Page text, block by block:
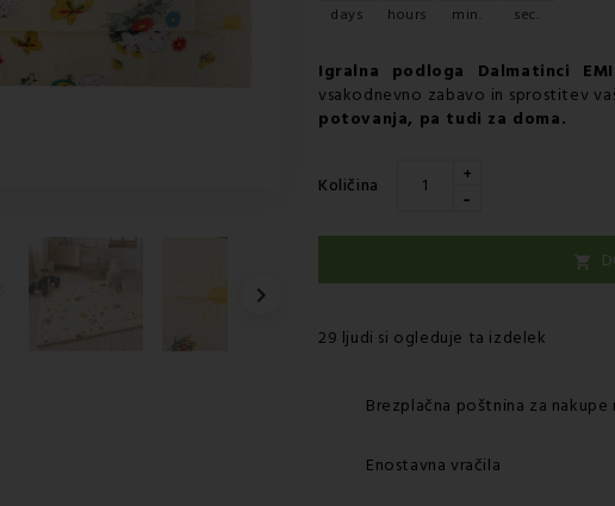

days hours min. sec.
Igralna podloga Dalmatinci EMI
vsakodnevno zabavo in sprostitev
potovanja, pa tudi za doma.
Količina +
-

29 ljudi si ogleduje ta izdelek
Brezplačna poštnina za nakupe
Enostavna vračila